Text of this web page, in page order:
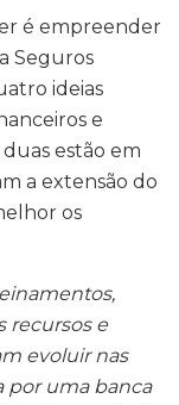
é empreender
Seguros
ideias
e
estão em
a extensão do
os
recursos e
evoluir nas
por uma banca